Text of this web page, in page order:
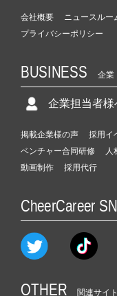
会社概要 ニュースルー
プライバシーポリシー
BUSINESS 企業
企業担当者様
掲載企業様の声 採用イ
ベンチャー合同研修
人
動画制作
採用代行
CheerCareer
OTHER 関連サイト